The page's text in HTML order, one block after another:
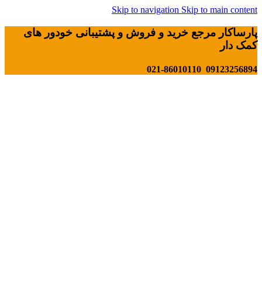
Skip to navigation Skip to main content
پارساکار مرجع خرید و فروش و پشتیبانی خودور های
کمک دار
09123256894 021-86010110